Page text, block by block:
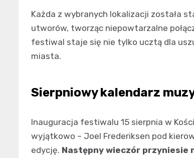
Każda z wybranych lokalizacji została
utworów, tworząc niepowtarzalne
festiwal staje się nie tylko ucztą dla
miasta.
Sierpniowy kalendarz
Inauguracja festiwalu 15 sierpnia w
wyjątkowo – Joel Frederiksen pod
edycję. Następny wieczór przyniesie